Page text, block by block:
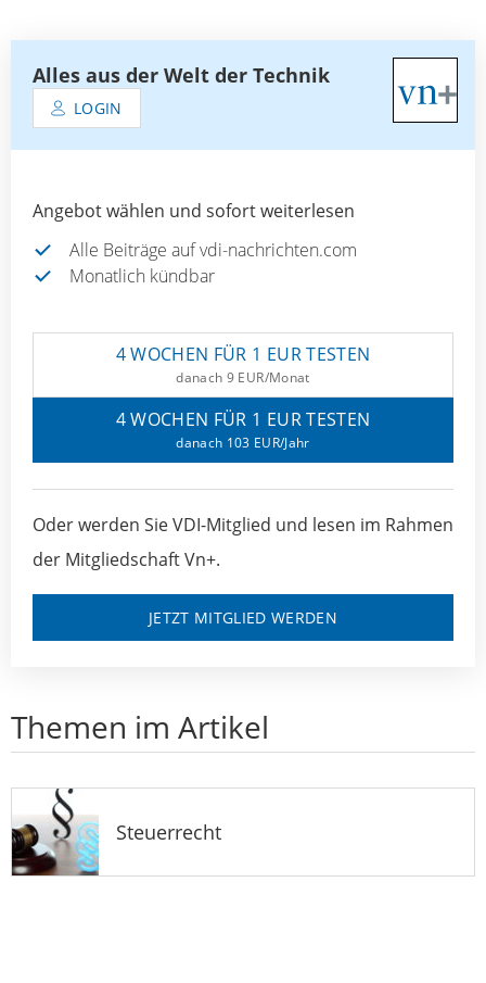
Alles aus der Welt der Technik
LOGIN
Angebot wählen und sofort weiterlesen
Alle Beiträge auf vdi-nachrichten.com
Monatlich kündbar
4 WOCHEN FÜR 1 EUR TESTEN
danach 9 EUR/Monat
4 WOCHEN FÜR 1 EUR TESTEN
danach 103 EUR/Jahr
Oder werden Sie VDI-Mitglied und lesen im Rahmen
der Mitgliedschaft Vn+.
JETZT MITGLIED WERDEN
Themen im Artikel
Steuerrecht